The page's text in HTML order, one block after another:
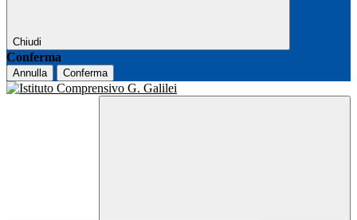
Chiudi
Conferma
Annulla Conferma